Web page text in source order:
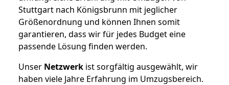
Stuttgart nach Königsbrunn mit jeglicher
Größenordnung und können Ihnen somit
garantieren, dass wir für jedes Budget eine
passende Lösung finden werden.
Unser Netzwerk ist sorgfältig ausgewählt, wir
haben viele Jahre Erfahrung im Umzugsbereich.